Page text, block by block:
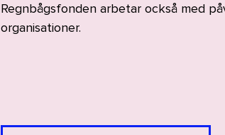
Regnbågsfonden arbetar också med
organisationer.